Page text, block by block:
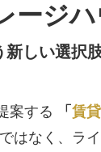
ージ
新しい選択
案する 「 賃
はなく、ラ